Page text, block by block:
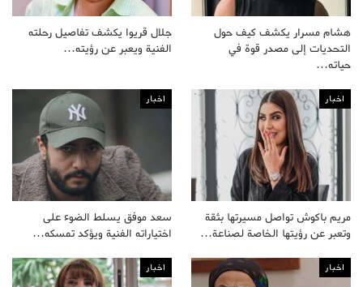
هشام مسرار يكشف كيف حول
التحديات إلى مصدر قوة في
حياته…
جلال قريوا يكشف تفاصيل رحلته
الفنية ويعبر عن رؤيته…
اخبار
مريم باكوش تواصل مسيرتها بثقة
وتعبر عن رؤيتها الخاصة لصناعة…
اخبار
سعد موفق يسلط الضوء على
اختياراته الفنية ويؤكد تمسكه…
اخبار اخبار